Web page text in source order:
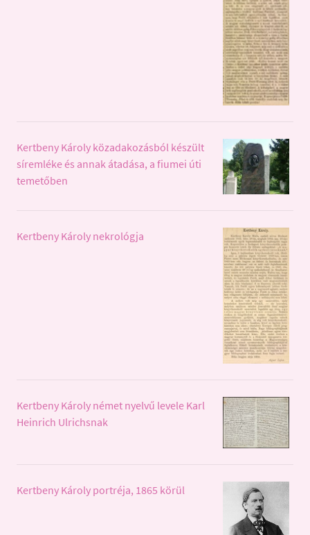
Kertbeny Károly közadakozásból készült
síremléke és annak átadása, a fiumei úti
temetőben
Kertbeny Károly nekrológja
Kertbeny Károly német nyelvű levele Karl
Heinrich Ulrichsnak
Kertbeny Károly portréja, 1865 körül